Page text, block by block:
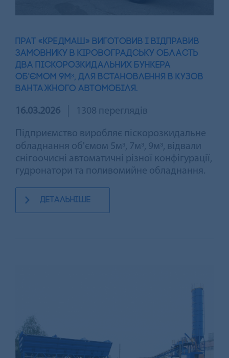
ПРАТ «КРЕДМАШ» ВИГОТОВИВ І ВІДПРАВИВ
ЗАМОВНИКУ В КІРОВОГРАДСЬКУ ОБЛАСТЬ
ДВА ПІСКОРОЗКИДАЛЬНИХ БУНКЕРА
ОБ'ЄМОМ 9Мᵌ, ДЛЯ ВСТАНОВЛЕННЯ В КУЗОВ
ВАНТАЖНОГО АВТОМОБІЛЯ.
16.03.2026 1308 переглядів
Підприємство виробляє піскорозкидальне
обладнання об'ємом 5мᵌ, 7мᵌ, 9мᵌ, відвали
снігоочисні автоматичні різної конфігурації,
гудронатори та поливомийне обладнання.
детальніше